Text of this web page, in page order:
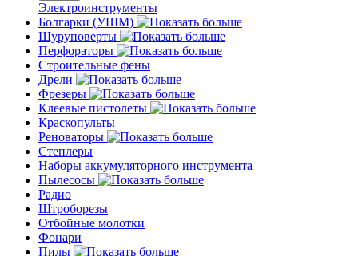
Электроинструменты
Болгарки (УШМ)
Шуруповерты
Перфораторы
Строительные фены
Дрели
Фрезеры
Клеевые пистолеты
Краскопульты
Реноваторы
Степлеры
Наборы аккумуляторного инструмента
Пылесосы
Радио
Штроборезы
Отбойные молотки
Фонари
Пилы